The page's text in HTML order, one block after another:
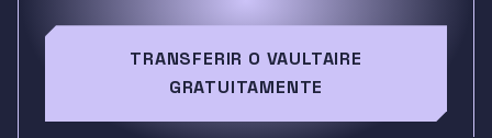
TRANSFERIR O VAULTAIRE
GRATUITAMENTE